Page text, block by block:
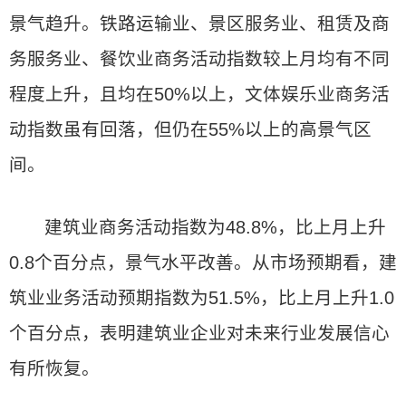
景气趋升。铁路运输业、景区服务业、租赁及商
务服务业、餐饮业商务活动指数较上月均有不同
程度上升，且均在50%以上，文体娱乐业商务活
动指数虽有回落，但仍在55%以上的高景气区
间。
建筑业商务活动指数为48.8%，比上月上升
0.8个百分点，景气水平改善。从市场预期看，建
筑业业务活动预期指数为51.5%，比上月上升1.0
个百分点，表明建筑业企业对未来行业发展信心
有所恢复。